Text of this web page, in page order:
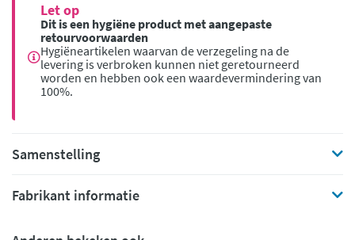
Let op
Dit is een hygiëne product met aangepaste
retourvoorwaarden
Hygiëneartikelen waarvan de verzegeling na de
levering is verbroken kunnen niet geretourneerd
worden en hebben ook een waardevermindering van
100%.
Samenstelling
Fabrikant informatie